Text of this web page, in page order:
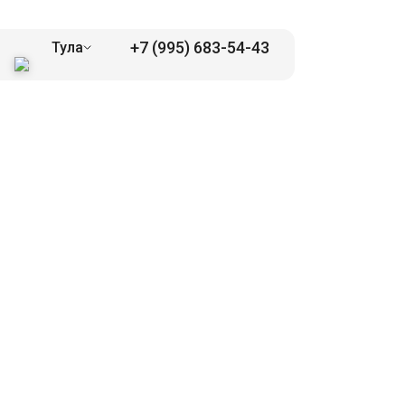
Тула +7 (995) 683-54-43